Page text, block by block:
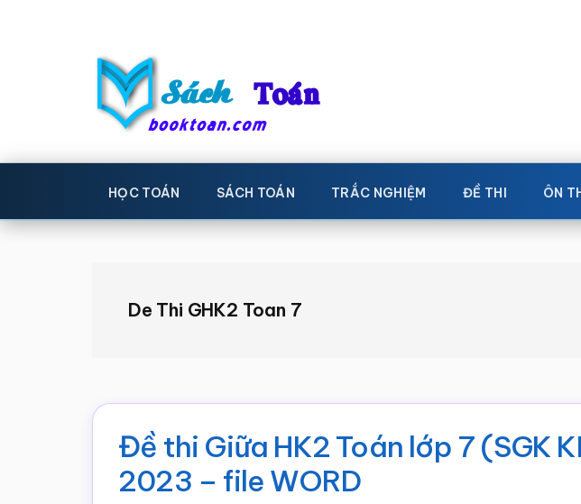
Sách
Toán
Học
Học
toán,
trắc
nghiệm
online
HỌC TOÁN SÁCH TOÁN TRẮC NGHIỆM ĐỀ THI ÔN
De Thi GHK2 Toan 7
Đề thi Giữa HK2 Toán lớp 7 (SGK
2023 – file WORD